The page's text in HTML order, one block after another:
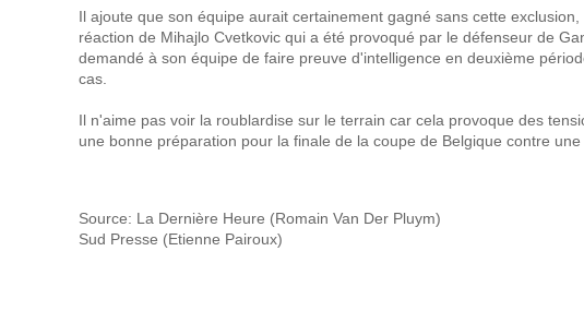
Il ajoute que son équipe aurait certainement gagné sans cette exclusion,
réaction de Mihajlo Cvetkovic qui a été provoqué par le défenseur de
demandé à son équipe de faire preuve d'intelligence en deuxième
cas.
Il n'aime pas voir la roublardise sur le terrain car cela provoque des
une bonne préparation pour la finale de la coupe de Belgique contre
Source: La Dernière Heure (Romain Van Der Pluym)
Sud Presse (Etienne Pairoux)